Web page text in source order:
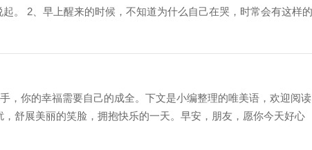
。 2、早上醒来的时候，不知道为什么自己在哭，时常会有这样的
，你的幸福需要自己的成全。下文是小编整理的唯美语，欢迎阅读
舒展美丽的笑脸，拥抱快乐的一天。早安，朋友，愿你今天好心